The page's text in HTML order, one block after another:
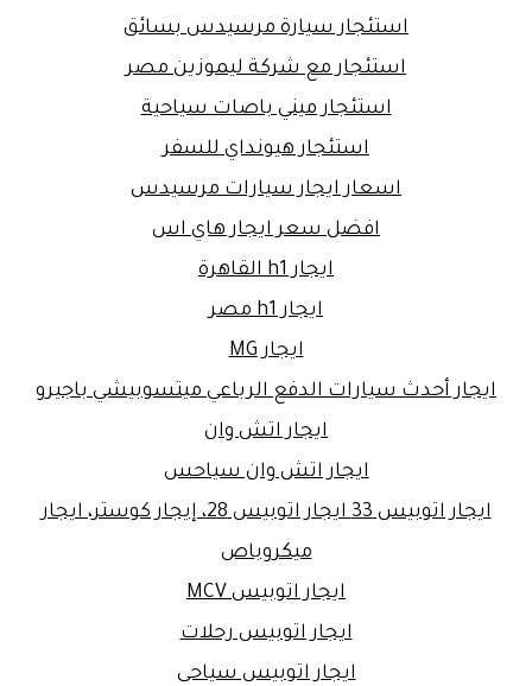
استئجار سيارة مرسيدس بسائق
استئجار مع شركة ليموزين مصر
استئجار ميني باصات سياحية
استئجار هيونداي للسفر
اسعار ايجار سيارات مرسيدس
افضل سعر ايجار هاي اس
ايجار h1 القاهرة
ايجار h1 مصر
ايجار MG
ايجار أحدث سيارات الدفع الرباعي ميتسوبيشي باجيرو
ايجار اتش وان
ايجار اتش وان سياحس
ايجار اتوبيس 33 ايجار اتوبيس 28، إيجار كوستر، ايجار
ميكروباص
ايجار اتوبيس MCV
ايجار اتوبيس رحلات
ايجار اتوبيس سياحى